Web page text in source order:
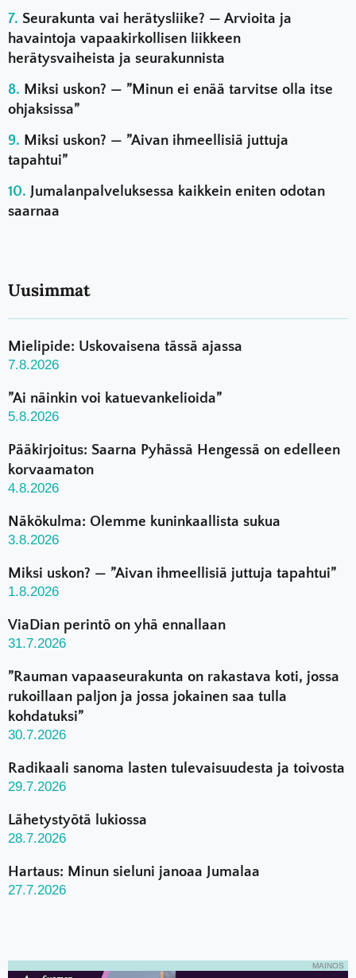
Seurakunta vai herätysliike? — Arvioita ja
havaintoja vapaakirkollisen liikkeen
herätysvaiheista ja seurakunnista
Miksi uskon? — ”Minun ei enää tarvitse olla itse
ohjaksissa”
Miksi uskon? — ”Aivan ihmeellisiä juttuja
tapahtui”
Jumalanpalveluksessa kaikkein eniten odotan
saarnaa
Uusimmat
Mielipide: Uskovaisena tässä ajassa
7.8.2026
”Ai näinkin voi katuevankelioida”
5.8.2026
Pääkirjoitus: Saarna Pyhässä Hengessä on edelleen
korvaamaton
4.8.2026
Näkökulma: Olemme kuninkaallista sukua
3.8.2026
Miksi uskon? — ”Aivan ihmeellisiä juttuja tapahtui”
1.8.2026
ViaDian perintö on yhä ennallaan
31.7.2026
”Rauman vapaaseurakunta on rakastava koti, jossa
rukoillaan paljon ja jossa jokainen saa tulla
kohdatuksi”
30.7.2026
Radikaali sanoma lasten tulevaisuudesta ja toivosta
29.7.2026
Lähetystyötä lukiossa
28.7.2026
Hartaus: Minun sieluni janoaa Jumalaa
27.7.2026
MAINOS